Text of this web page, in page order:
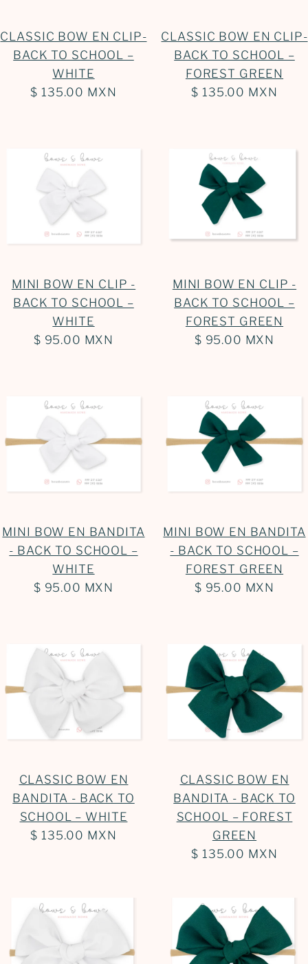
CLASSIC BOW EN CLIP-
BACK TO SCHOOL –
WHITE
$ 135.00 MXN
CLASSIC BOW EN CLIP-
BACK TO SCHOOL –
FOREST GREEN
$ 135.00 MXN
MINI BOW EN CLIP -
BACK TO SCHOOL –
WHITE
$ 95.00 MXN
MINI BOW EN CLIP -
BACK TO SCHOOL –
FOREST GREEN
$ 95.00 MXN
MINI BOW EN BANDITA
- BACK TO SCHOOL –
WHITE
$ 95.00 MXN
MINI BOW EN BANDITA
- BACK TO SCHOOL –
FOREST GREEN
$ 95.00 MXN
CLASSIC BOW EN
BANDITA - BACK TO
SCHOOL – WHITE
$ 135.00 MXN
CLASSIC BOW EN
BANDITA - BACK TO
SCHOOL – FOREST
GREEN
$ 135.00 MXN